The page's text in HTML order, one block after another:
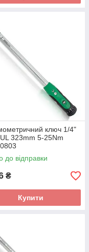
ключ 1/4"
323mm 5-25Nm
до відправки
₴
Купити